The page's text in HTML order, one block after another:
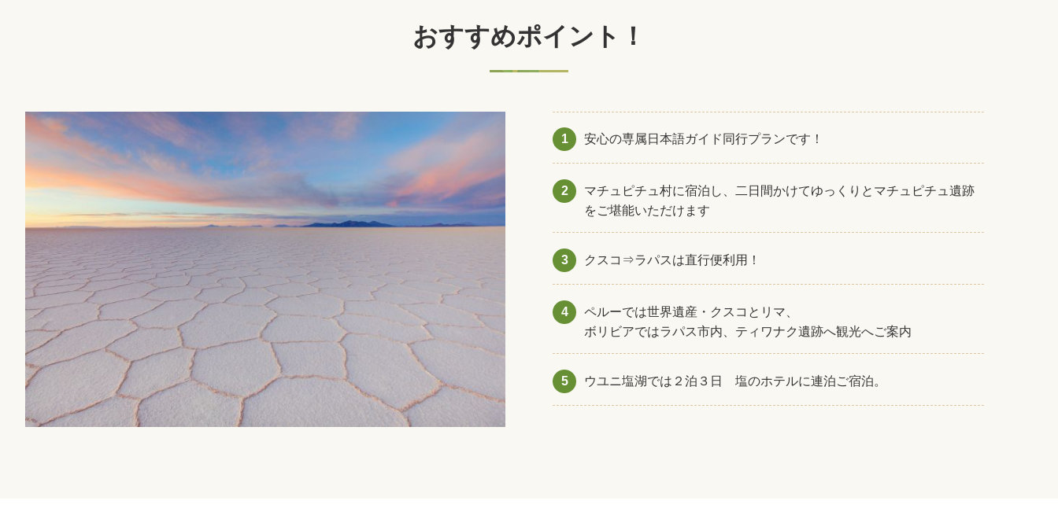
おすすめポイント！
1 安心の専属日本語ガイド同行プランです！
2
マチュピチュ村に宿泊し、二日間かけてゆっくりとマチュピチュ遺跡
をご堪能いただけます
3 クスコ⇒ラパスは直行便利用！
4
ペルーでは世界遺産・クスコとリマ、
ボリビアではラパス市内、ティワナク遺跡へ観光へご案内
5 ウユニ塩湖では２泊３日 塩のホテルに連泊ご宿泊。